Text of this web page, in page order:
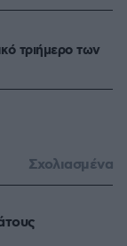
τριήμερο των
Σχολιασμένα